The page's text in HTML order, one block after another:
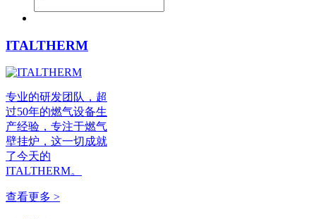
ITALTHERM
专业的研发团队，超
过50年的燃气设备生
产经验，专注于燃气
壁挂炉，这一切成就
了今天的
ITALTHERM。
查看更多 >